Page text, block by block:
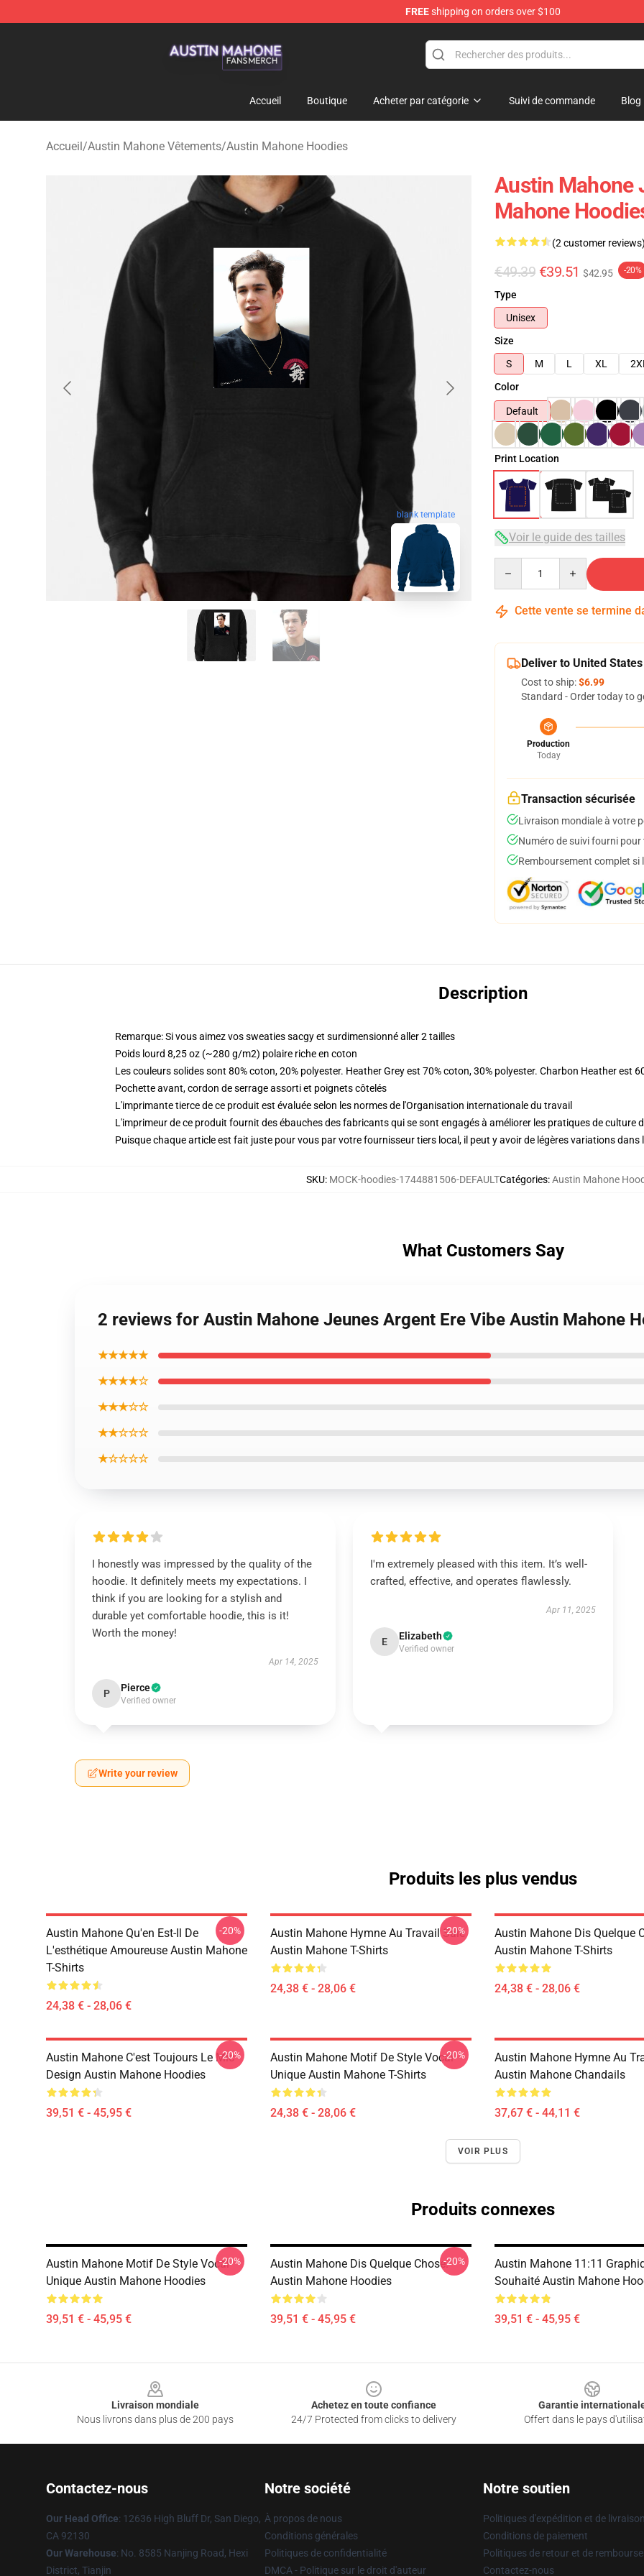
FREEshipping on orders over $100
Accueil Boutique Acheter par catégorie Suivi de commande Blog
Accueil/Austin Mahone Vêtements/Austin Mahone Hoodies
blank template
Austin Mahone
Mahone
(2 customer reviews)
€49.39 €39.51 $42.95 -20%
Type
Unisex
Size
S
M L XL 2XL
Color
Default
Print Location
Voir le guide des tailles
Cette vente se termine
Deliver to United States
Cost to ship:$6.99
Standard - Order today to
Production
Today
Transaction sécurisée
Livraison mondiale à votre
Numéro de suivi fourni pour
Remboursement complet si
Description
Remarque: Si vous aimez vos sweaties sacgy et surdimensionné aller 2 tailles
Poids lourd 8,25 oz (~280 g/m2) polaire riche en coton
Les couleurs solides sont 80% coton, 20% polyester. Heather Grey est 70% coton, 30% polyester. Charbon Heather est
Pochette avant, cordon de serrage assorti et poignets côtelés
L'imprimante tierce de ce produit est évaluée selon les normes de l'Organisation internationale du travail
L'imprimeur de ce produit fournit des ébauches des fabricants qui se sont engagés à améliorer les pratiques de culture
Puisque chaque article est fait juste pour vous par votre fournisseur tiers local, il peut y avoir de légères variations dans
SKU: MOCK-hoodies-1744881506-DEFAULTCatégories:Austin Mahone
What Customers Say
2 reviews for Austin Mahone Jeunes Argent Ere Vibe Austin Mahone
★★★★★
★★★★☆
★★★☆☆
★★☆☆☆
★☆☆☆☆
I honestly was impressed by the quality of the
hoodie. It definitely meets my expectations. I
think if you are looking for a stylish and
durable yet comfortable hoodie, this is it!
Worth the money!
Apr 14, 2025
P Pierce
Verified owner
I'm extremely pleased with this item. It’s well-
crafted, effective, and operates flawlessly.
Apr 11, 2025
E Elizabeth
Verified owner
Write your review
Produits les plus vendus
Austin Mahone Qu'en Est-Il De
L'esthétique Amoureuse Austin Mahone
T-Shirts
24,38 € - 28,06 €
-20%
Austin Mahone Hymne Au Travail Sale
Austin Mahone T-Shirts
24,38 € - 28,06 €
-20%
Austin Mahone Dis Quelque
Austin Mahone T-Shirts
24,38 € - 28,06 €
Austin Mahone C'est Toujours Le Mic
Design Austin Mahone Hoodies
39,51 € - 45,95 €
-20%
Austin Mahone Motif De Style Vocal
Unique Austin Mahone T-Shirts
24,38 € - 28,06 €
-20%
Austin Mahone Hymne Au
Austin Mahone Chandails
37,67 € - 44,11 €
VOIR PLUS
Produits connexes
Austin Mahone Motif De Style Vocal
Unique Austin Mahone Hoodies
39,51 € - 45,95 €
-20%
Austin Mahone Dis Quelque Chose.
Austin Mahone Hoodies
39,51 € - 45,95 €
-20%
Austin Mahone 11:11
Souhaité Austin Mahone
39,51 € - 45,95 €
Livraison mondiale
Nous livrons dans plus de 200 pays
Achetez en toute confiance
24/7 Protected from clicks to delivery
Garantie
Offert dans le pays
Contactez-nous
Our Head Office: 12636 High Bluff Dr, San Diego,
CA 92130
Our Warehouse: No. 8585 Nanjing Road, Hexi
District, Tianjin
Notre société
À propos de nous
Conditions générales
Politiques de confidentialité
DMCA - Politique sur le droit d'auteur
Notre soutien
Politiques d'expédition et de livraison
Conditions de paiement
Politiques de retour et de
Contactez-nous